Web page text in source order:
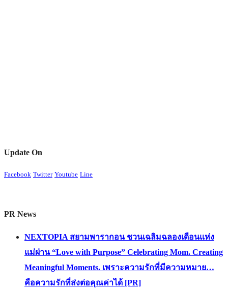
Update On
Facebook Twitter Youtube Line
PR News
NEXTOPIA สยามพารากอน ชวนเฉลิมฉลองเดือนแห่ง
แม่ผ่าน “Love with Purpose” Celebrating Mom. Creating
Meaningful Moments. เพราะความรักที่มีความหมาย…
คือความรักที่ส่งต่อคุณค่าได้ [PR]